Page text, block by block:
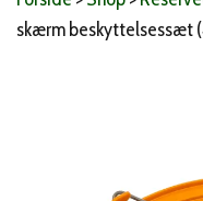
skærm beskyttelsessæt